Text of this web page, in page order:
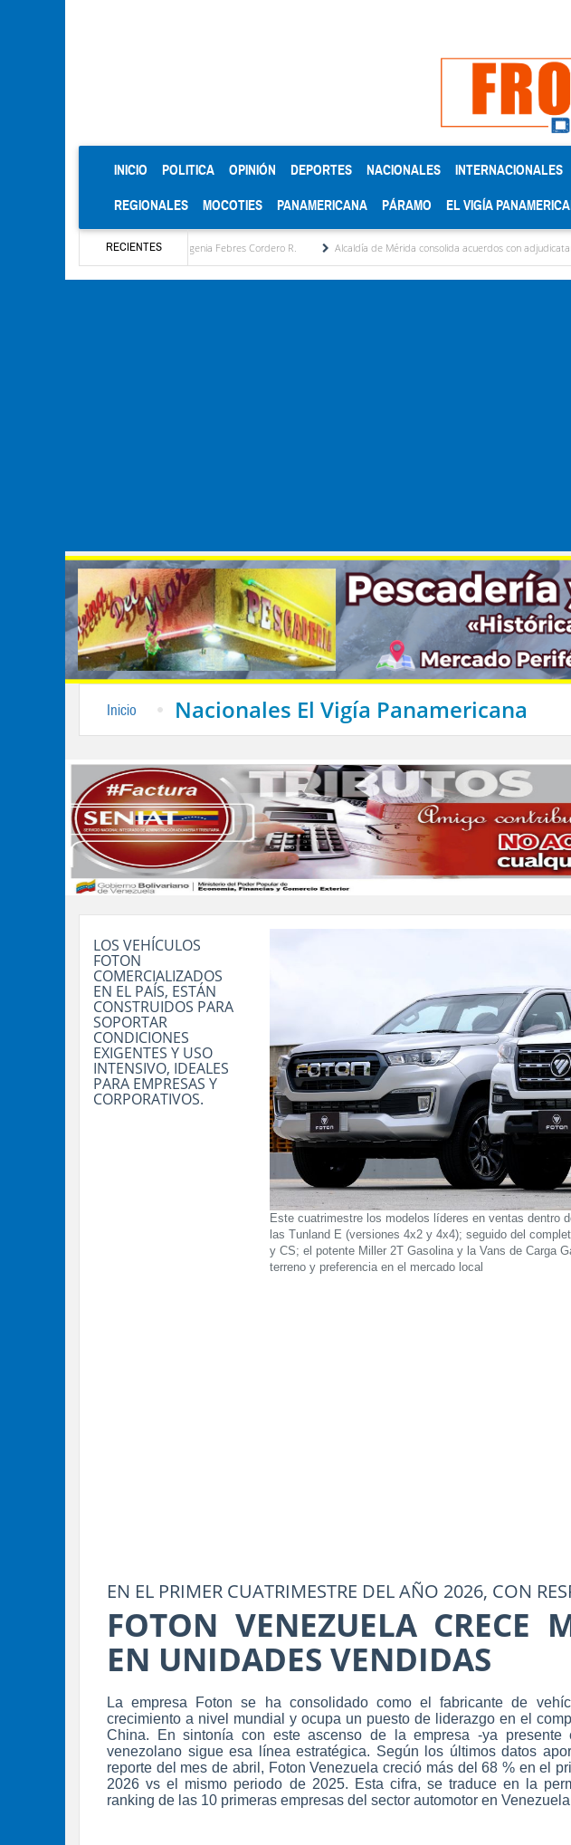
INICIO (CURRENT)
POLITICA OPINIÓN DEPORTES NACIONALES INTERNACIONALES
REGIONALES MOCOTIES PANAMERICANA PÁRAMO EL VIGÍA
RECIENTES
estratégica por María Eugenia Febres Cordero R. Alcaldía de Mérida consolida acuerdos con adjudicatarios del
Inicio Nacionales El Vigía Panamericana
Este cuatrimestre los modelos líderes en ventas dentro
las Tunland E (versiones 4x2 y 4x4); seguido del
y CS; el potente Miller 2T Gasolina y la Vans de Carga
terreno y preferencia en el mercado local
LOS VEHÍCULOS
FOTON
COMERCIALIZADOS
EN EL PAÍS, ESTÁN
CONSTRUIDOS PARA
SOPORTAR
CONDICIONES
EXIGENTES Y USO
INTENSIVO, IDEALES
PARA EMPRESAS Y
CORPORATIVOS.
EN EL PRIMER CUATRIMESTRE DEL AÑO 2026, CON
FOTON VENEZUELA CRECE
EN UNIDADES VENDIDAS
La empresa Foton se ha consolidado como el fabricante de
crecimiento a nivel mundial y ocupa un puesto de liderazgo en el
China. En sintonía con este ascenso de la empresa -ya presente
venezolano sigue esa línea estratégica. Según los últimos datos
reporte del mes de abril, Foton Venezuela creció más del 68 % en el
2026 vs el mismo periodo de 2025. Esta cifra, se traduce en la
ranking de las 10 primeras empresas del sector automotor en